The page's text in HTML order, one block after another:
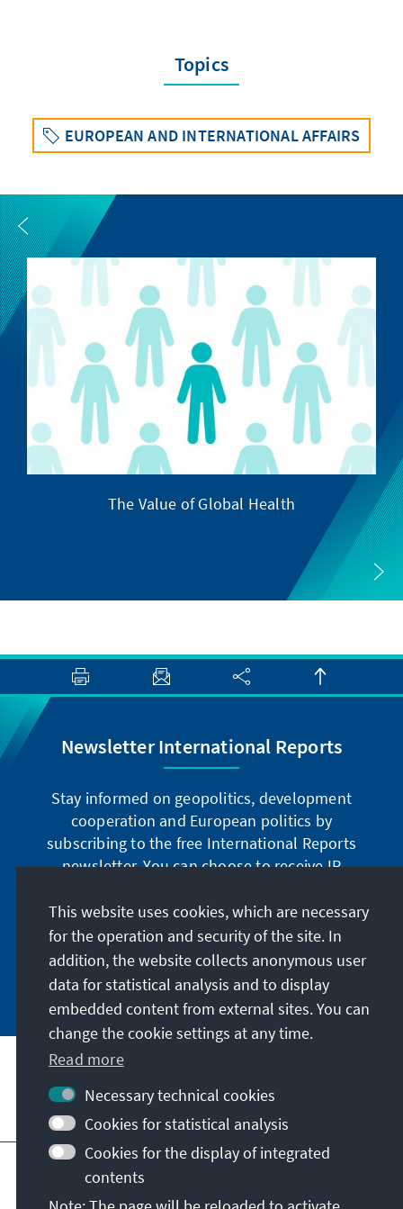
Topics
EUROPEAN AND INTERNATIONAL AFFAIRS
The Value of Global Health
Newsletter International Reports
Stay informed on geopolitics, development
cooperation and European politics by
subscribing to the free International Reports
newsletter. You can choose to receive IR
German or have the print version sent to you in
German or English.
Jetzt abonnieren
Visit also
Imprint Data protection
Terms of use
Declaration on accessibility
This website uses cookies, which are necessary
for the operation and security of the site. In
addition, the website collects anonymous user
data for statistical analysis and to display
embedded content from external sites. You can
change the cookie settings at any time.
Read more
Necessary technical cookies
Cookies for statistical analysis
Cookies for the display of integrated
contents